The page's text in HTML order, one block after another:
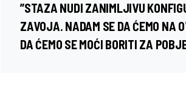
”STAZA NUDI ZANIMLJIVU
ZAVOJA. NADAM SE DA ĆEMO NA
DA ĆEMO SE MOĆI BORITI ZA